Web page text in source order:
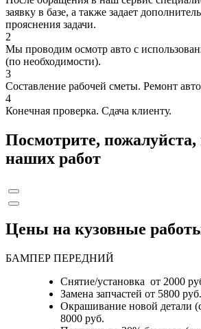
заявку в базе, а также задает
прояснения задачи.
2
Мы проводим осмотр авто с
(по необходимости).
3
Составление рабочей сметы. Ремонт
4
Конечная проверка. Сдача клиенту.
Посмотрите, пожалуйста,
наших работ
Цены на кузовные
БАМПЕР ПЕРЕДНИЙ
Снятие/установка от 2000
Замена запчастей от 5800 руб.
Окрашивание новой детали
8000 руб.